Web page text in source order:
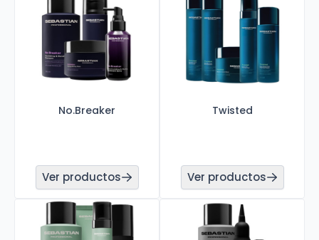
No.Breaker
Ver productos
Twisted
Ver productos